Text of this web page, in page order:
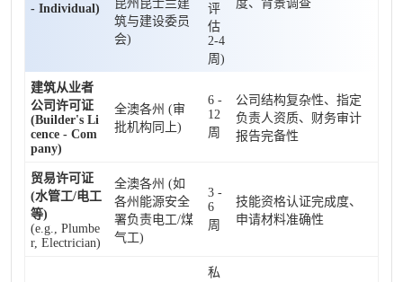
- Individual)
昆州昆士兰建
筑与建设委员
会)
评
估
2-4
周)
度、背景调查
建筑从业者
公司许可证
(Builder's Li
cence - Com
pany)
全澳各州 (审
批机构同上)
6 -
12
周
公司结构复杂性、指定
负责人资质、财务审计
报告完备性
贸易许可证
(水管工/电工
等)
(e.g., Plumbe
r, Electrician)
全澳各州 (如
各州能源安全
署负责电工/煤
气工)
3 -
6
周
技能资格认证完成度、
申请材料准确性
私